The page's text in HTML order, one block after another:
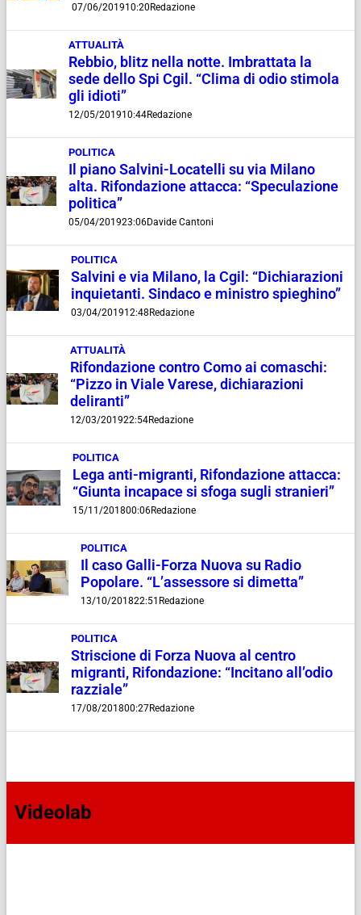
07/06/201910:20Redazione
ATTUALITÀ
Rebbio, blitz nella notte. Imbrattata la
sede dello Spi Cgil. “Clima di odio stimola
gli idioti”
12/05/201910:44Redazione
POLITICA
Il piano Salvini-Locatelli su via Milano
alta. Rifondazione attacca: “Speculazione
politica”
05/04/201923:06Davide Cantoni
POLITICA
Salvini e via Milano, la Cgil: “Dichiarazioni
inquietanti. Sindaco e ministro spieghino”
03/04/201912:48Redazione
ATTUALITÀ
Rifondazione contro Como ai comaschi:
“Pizzo in Viale Varese, dichiarazioni
deliranti”
12/03/201922:54Redazione
POLITICA
Lega anti-migranti, Rifondazione attacca:
“Giunta incapace si sfoga sugli stranieri”
15/11/201800:06Redazione
POLITICA
Il caso Galli-Forza Nuova su Radio
Popolare. “L’assessore si dimetta”
13/10/201822:51 Redazione
POLITICA
Striscione di Forza Nuova al centro
migranti, Rifondazione: “Incitano all’odio
razziale”
17/08/201800:27Redazione
Videolab